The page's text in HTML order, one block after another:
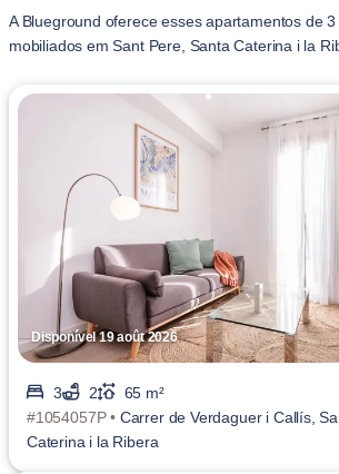
A Blueground oferece esses apartamentos de
mobiliados em Sant Pere, Santa Caterina i la
Disponível 19 août 2026
3 2
65 m²
#1054057P • Carrer de Verdaguer i Callís,
Caterina i la Ribera